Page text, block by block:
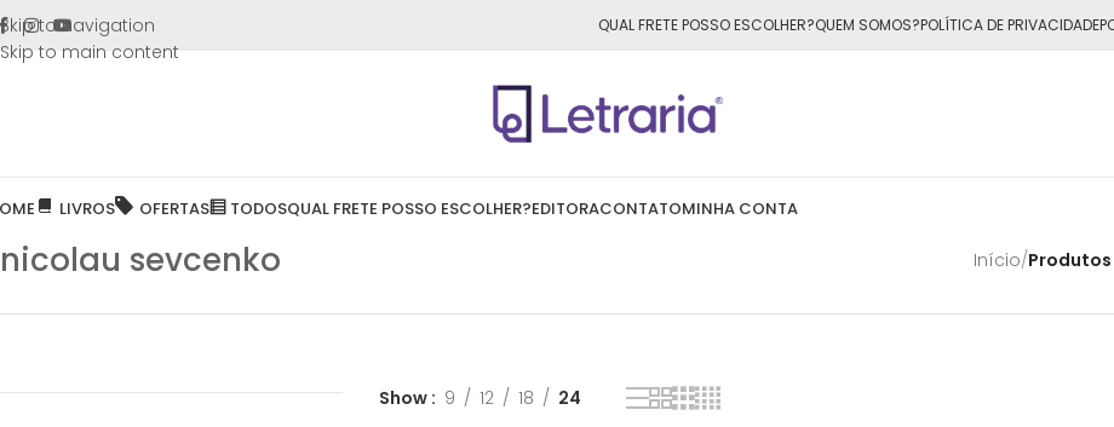
Skip to navigation
Skip to main content
para todo o Brasil nas compras acima de R$50,00
QUAL FRETE POSSO ESCOLHER?QUEM SOMOS?POLÍTICA DE PRIVACIDADE
LIVROS OFERTAS TODOSQUAL FRETE POSSO ESCOLHER?EDITORACONTATOMINHA CONTA
nicolau sevcenko Início/
Show 9 12 18 24